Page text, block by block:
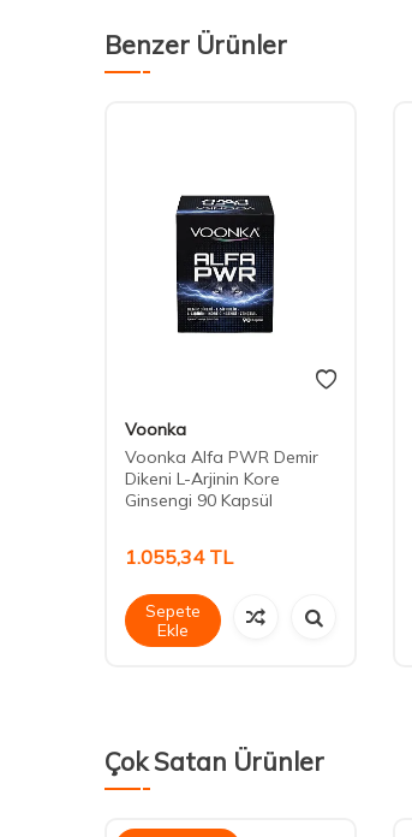
Benzer Ürünler
Voonka
Voonka Alfa PWR Demir
Dikeni L-Arjinin Kore
Ginsengi 90 Kapsül
1.055,34TL
Sepete
Ekle
Çok Satan Ürünler